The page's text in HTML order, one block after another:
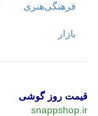
فرهنگی‌هنری
بازار
قیمت روز گوشی
snappshop.ir